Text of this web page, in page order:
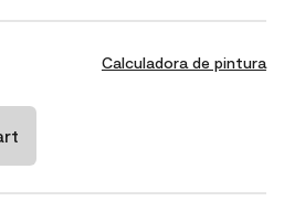
Calculadora de pintura